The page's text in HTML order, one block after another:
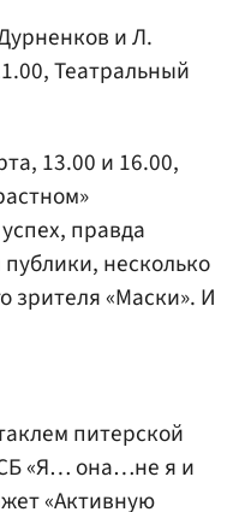
и Л.
Театральный
13.00 и 16.00,
правда
несколько
зрителя «Маски». И
питерской
«Я… она…не я и
«Активную